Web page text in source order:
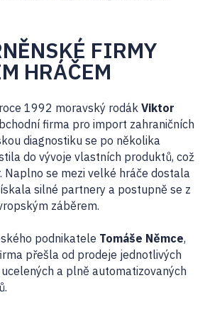
FIRMY
HRÁČEM
1992 moravský rodák Viktor
firma pro import zahraničních
diagnostiku se po několika
do vývoje vlastních produktů, což
Naplno se mezi velké hráče dostala
silné partnery a postupně se z
záběrem.
podnikatele Tomáše Němce,
přešla od prodeje jednotlivých
a plně automatizovaných